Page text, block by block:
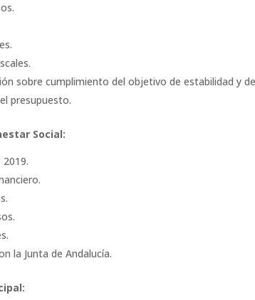
sobre cumplimiento del objetivo de estabilidad y
presupuesto.
Social:
la Junta de Andalucía.